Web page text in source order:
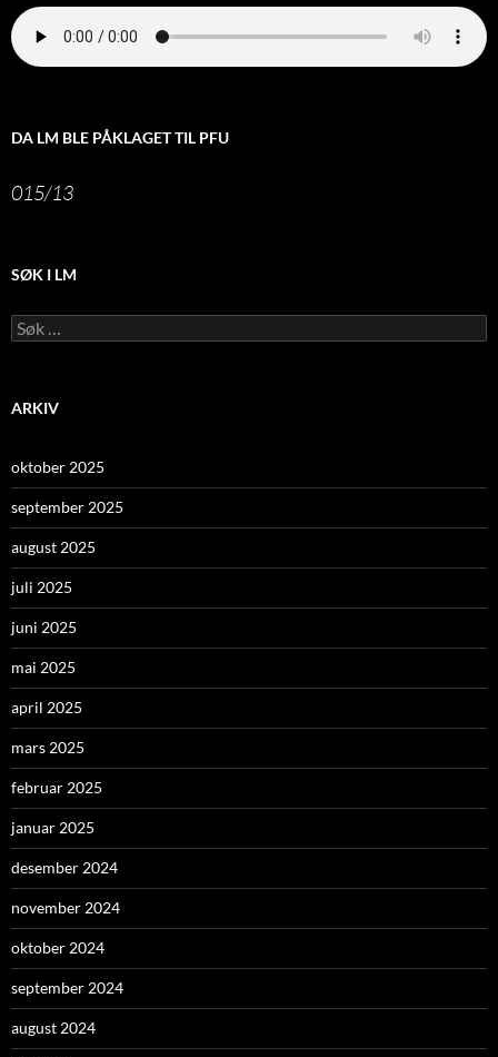
DA LM BLE PÅKLAGET TIL PFU
015/13
SØK I LM
Leit
etter:
ARKIV
oktober 2025
september 2025
august 2025
juli 2025
juni 2025
mai 2025
april 2025
mars 2025
februar 2025
januar 2025
desember 2024
november 2024
oktober 2024
september 2024
august 2024